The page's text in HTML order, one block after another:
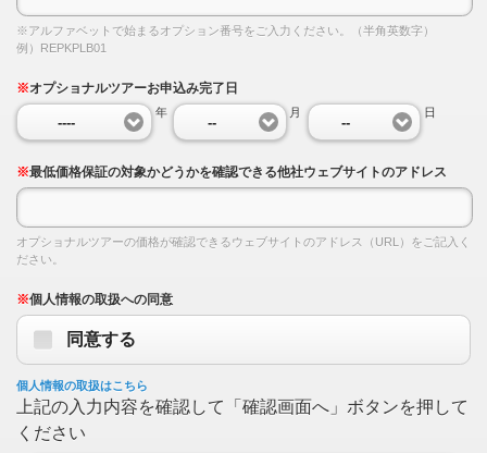
※アルファベットで始まるオプション番号をご入力ください。（半角英数字）
例）REPKPLB01
※オプショナルツアーお申込み完了日
----
年
--
月
--
日
※最低価格保証の対象かどうかを確認できる他社ウェブサイトのアドレス
オプショナルツアーの価格が確認できるウェブサイトのアドレス（URL）をご記入く
ださい。
※個人情報の取扱への同意
同意する
個人情報の取扱はこちら
上記の入力内容を確認して「確認画面へ」ボタンを押して
ください